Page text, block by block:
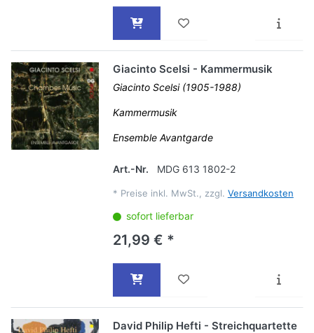
Giacinto Scelsi - Kammermusik
Giacinto Scelsi (1905-1988)
Kammermusik
Ensemble Avantgarde
Art.-Nr. MDG 613 1802-2
* Preise inkl. MwSt., zzgl. Versandkosten
sofort lieferbar
21,99 € *
David Philip Hefti - Streichquartette